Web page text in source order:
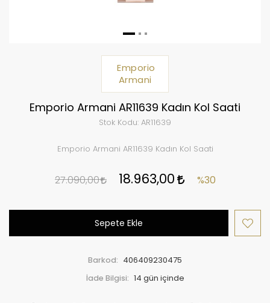
Emporio
Armani
Emporio Armani AR11639 Kadın Kol Saati
Stok Kodu: AR11639
Emporio Armani AR11639 Kadın Kol Saati
27.090,00 18.963,00 %30
Sepete Ekle
Barkod: 406409230475
İade Bilgisi: